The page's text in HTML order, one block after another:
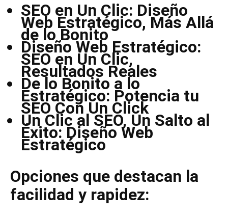
SEO en Un Clic: Diseño
Web Estratégico, Más Allá
de lo Bonito
Diseño Web Estratégico:
SEO en Un Clic,
Resultados Reales
De lo Bonito a lo
Estratégico: Potencia tu
SEO Con Un Click
Un Clic al SEO, Un Salto al
Éxito: Diseño Web
Estratégico
Opciones que destacan la
facilidad y rapidez: